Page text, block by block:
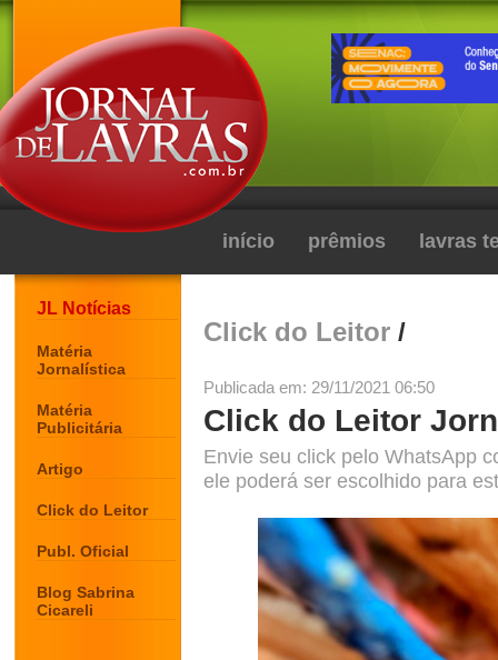
início prêmios lavras
JL Notícias
Matéria
Jornalística
Matéria
Publicitária
Artigo
Click do Leitor
Publ. Oficial
Blog Sabrina
Cicareli
Click do Leitor /
Publicada em: 29/11/2021 06:50
Click do Leitor
Envie seu click pelo WhatsApp
ele poderá ser escolhido para